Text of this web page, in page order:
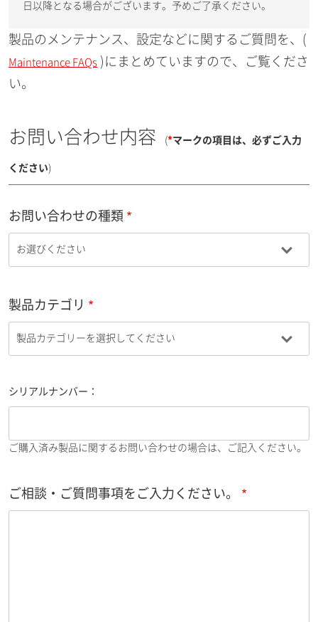
日以降となる場合がございます。予めご了承ください。
製品のメンテナンス、設定などに関するご質問を、(
Maintenance FAQs )にまとめていますので、ご覧くださ
い。
お問い合わせ内容 (*マークの項目は、必ずご入力
ください)
お問い合わせの種類
製品カテゴリ
シリアルナンバー：
ご購入済み製品に関するお問い合わせの場合は、ご記入ください。
ご相談・ご質問事項をご入力ください。